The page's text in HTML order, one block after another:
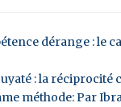
dérange : le
: la réciprocité
méthode: Par